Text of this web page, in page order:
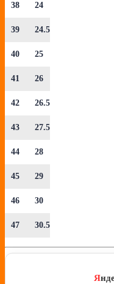
38 24
39 24.5
40 25
41 26
42 26.5
43 27.5
44 28
45 29
46 30
47 30.5
Я